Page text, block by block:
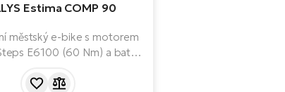
Estima COMP 90
městský e-bike s motorem
E6100 (60 Nm) a baterií
řazení Nexus Di2,